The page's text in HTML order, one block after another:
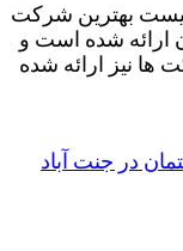
بهترین شرکت
ارائه شده است و
نیز ارائه شده
در جنت آباد